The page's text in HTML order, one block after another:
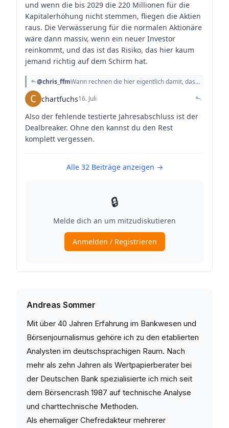
Andreas Sommer
Mit über 40 Jahren Erfahrung im Bankwesen und
Börsenjournalismus gehöre ich zu den etablierten
Analysten im deutschsprachigen Raum. Nach
mehr als zehn Jahren als Wertpapierberater bei
der Deutschen Bank spezialisierte ich mich seit
dem Börsencrash 1987 auf technische Analyse
und charttechnische Methoden.
Als ehemaliger Chefredakteur mehrerer